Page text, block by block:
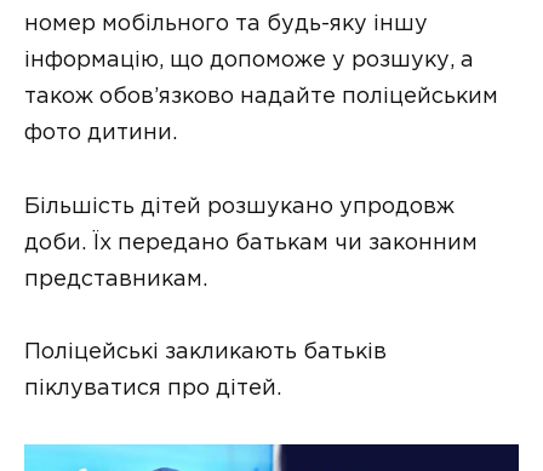
номер мобільного та будь-яку іншу
інформацію, що допоможе у розшуку, а
також обов’язково надайте поліцейським
фото дитини.
Більшість дітей розшукано упродовж
доби. Їх передано батькам чи законним
представникам.
Поліцейські закликають батьків
піклуватися про дітей.